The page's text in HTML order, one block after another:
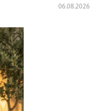
06.08.2026